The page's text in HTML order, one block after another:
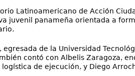
Latinoamericano de Acción
juvenil panameña orientada a
de la Universidad
contó con Albelis Zaragoza,
de ejecución, y Diego